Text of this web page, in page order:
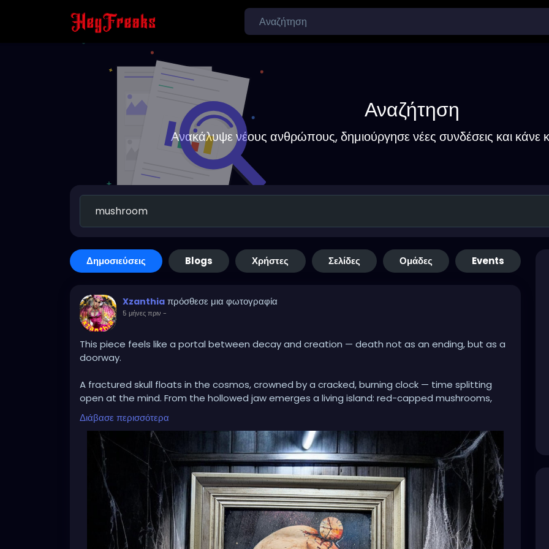
Αναζήτηση
Ανακάλυψε νέους ανθρώπους, δημιούργησε νέες συνδέσεις και κάνε
Δημοσιεύσεις Blogs Χρήστες Σελίδες Ομάδες Events
Xzanthia πρόσθεσε μια φωτογραφία
5 μήνες πριν -
This piece feels like a portal between decay and creation — death not as an ending, but as a
doorway.
A fractured skull floats in the cosmos, crowned by a cracked, burning clock — time splitting
open at the mind. From the hollowed jaw emerges a living island: red-capped mushrooms,
moss, trees, and dripping earth suspended in space. It’s as if consciousness itself has broken
apart, revealing that something wild and fertile grows inside what once seemed empty.
The contrast between bone and bloom, void and forest, collapse and rebirth speaks to cycles
— the way endings compost into beginnings. Even in darkness, even in fracture, life insists.
Set inside an aged frame against weathered wood and cobwebs, the piece feels like an
artifact discovered in an abandoned place… a relic of memory, time, and transformation.
A meditation on mortality.
A dreamscape of regeneration.
Διάβασε περισσότερα